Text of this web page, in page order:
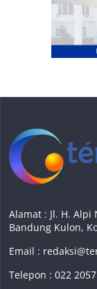
Alamat : Jl. H.
Bandung Kulon,
Email :
Telepon : 022